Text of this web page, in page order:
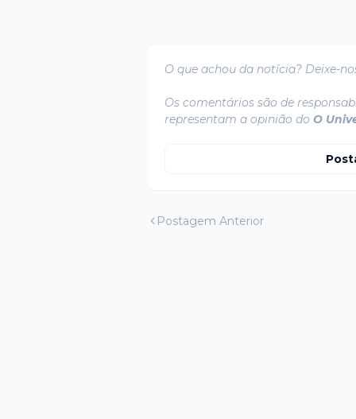
O que achou da notícia? Deixe-
Os comentários são de
representam a opinião do O
Postagem Anterior